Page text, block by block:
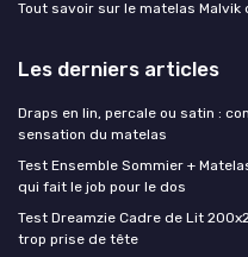
Tout savoir sur le matelas Malvik
Les derniers articles
Draps en lin, percale ou satin :
sensation du matelas
Test Ensemble Sommier +
qui fait le job pour le dos
Test Dreamzie Cadre de Lit
trop prise de tête